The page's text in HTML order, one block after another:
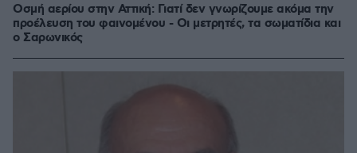
Οσμή αερίου στην Αττική: Γιατί δεν γνωρίζουμε ακόμα την
προέλευση του φαινομένου - Οι μετρητές, τα σωματίδια και
ο Σαρωνικός